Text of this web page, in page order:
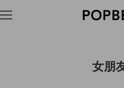
FASHION ACCESSORIES BEAUTY
女朋